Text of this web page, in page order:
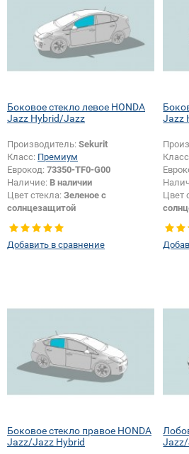
Боковое стекло левое HONDA
Jazz Hybrid/Jazz
Производитель: Sekurit
Класс: Премиум
Еврокод: 73350-TF0-G00
Наличие: В наличии
Цвет стекла: Зеленое с
солнцезащитой
Тип стекла:Боковое стекло левое
Появление или изменение
Добавить в сравнение
Jazz
Цвет
Тип
Боковое стекло правое HONDA
Jazz/Jazz Hybrid
Jazz/